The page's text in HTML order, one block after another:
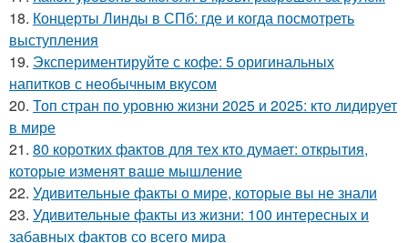
18. Концерты Линды в СПб: где и когда посмотреть
выступления
19. Экспериментируйте с кофе: 5 оригинальных
напитков с необычным вкусом
20. Топ стран по уровню жизни 2025 и 2025: кто лидирует
в мире
21. 80 коротких фактов для тех кто думает: открытия,
которые изменят ваше мышление
22. Удивительные факты о мире, которые вы не знали
23. Удивительные факты из жизни: 100 интересных и
забавных фактов со всего мира